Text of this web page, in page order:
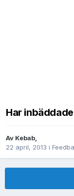
Har
Av Kebab,
22 april, 2013 i